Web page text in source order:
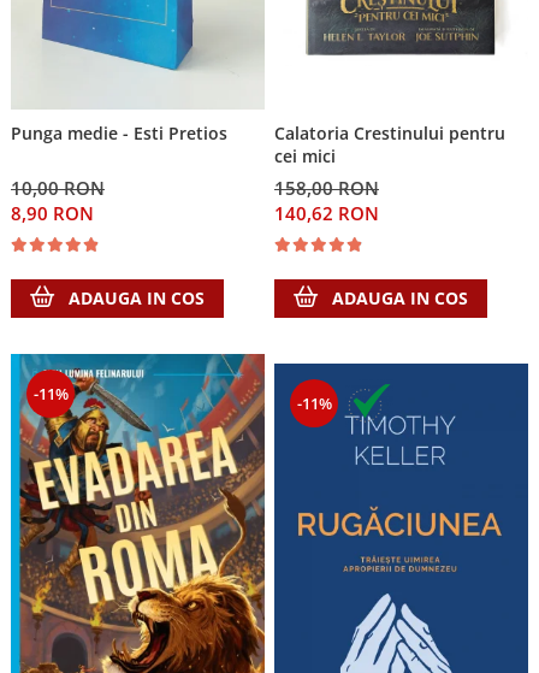
Punga medie - Esti Pretios
10,00 RON
8,90 RON
ADAUGA IN COS
Calatoria Crestinului pentru
cei mici
158,00 RON
140,62 RON
ADAUGA IN COS
-11% -11%